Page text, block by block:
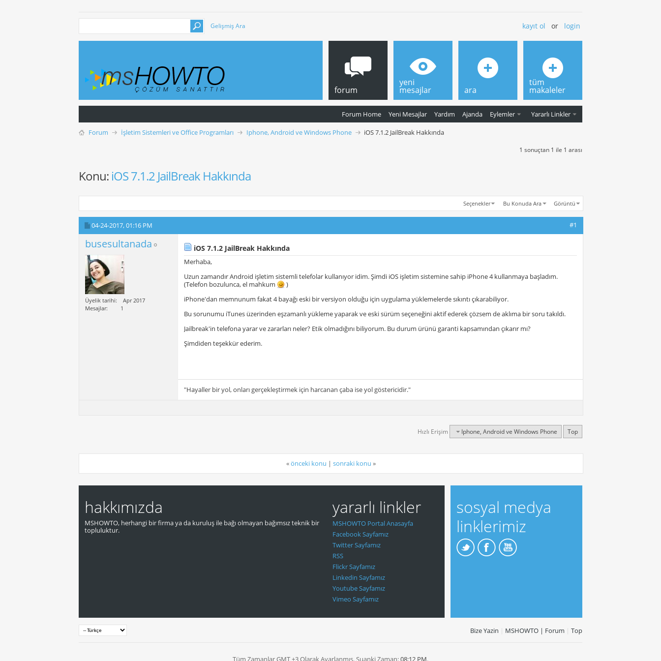
Gelişmiş Ara kayıt ol or login
forum
Forum Home Yeni Mesajlar Yardım Ajanda Eylemler Yararlı Linkler
yeni
mesajlar ara
tüm
makaleler
Forum İşletim Sistemleri ve Office Programları Iphone, Android ve Windows Phone iOS 7.1.2 JailBreak Hakkında
1 sonuçtan 1 ile 1 arası
Konu: iOS 7.1.2 JailBreak Hakkında
Seçenekler Bu Konuda Ara Görüntü
04-24-2017,01:16 PM #1
busesultanada
Üyelik tarihi
Apr 2017
Mesajlar
1
iOS 7.1.2 JailBreak Hakkında
Merhaba,
Uzun zamandır Android işletim sistemli telefolar kullanıyor idim. Şimdi iOS işletim sistemine sahip iPhone 4 kullanmaya başladım.
(Telefon bozulunca, el mahkum
)
iPhone'dan memnunum fakat 4 bayağı eski bir versiyon olduğu için uygulama yüklemelerde sıkıntı çıkarabiliyor.
Bu sorunumu iTunes üzerinden eşzamanlı yükleme yaparak ve eski sürüm seçeneğini aktif ederek çözsem de aklıma bir soru takıldı.
Jailbreak'in telefona yarar ve zararları neler? Etik olmadığını biliyorum. Bu durum ürünü garanti kapsamından çıkarır mı?
Şimdiden teşekkür ederim.
"Hayaller bir yol, onları gerçekleştirmek için harcanan çaba ise yol göstericidir."
Hızlı Erişim Iphone, Android ve Windows Phone Top
«önceki konu | sonraki konu »
hakkımızda
MSHOWTO, herhangi bir firma ya da kuruluş ile bağı olmayan bağımsız teknik bir
topluluktur.
yararlı linkler
MSHOWTO Portal Anasayfa
Facebook Sayfamız
Twitter Sayfamız
RSS
Flickr Sayfamız
Linkedin Sayfamız
Youtube Sayfamız
Vimeo Sayfamız
sosyal medya
linklerimiz
Bize Yazin | MSHOWTO | Forum | Top
Tüm Zamanlar GMT +3 Olarak Ayarlanmış. Şuanki Zaman:08:12 PM.